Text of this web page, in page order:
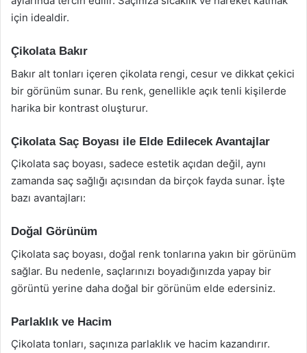
için idealdir.
Çikolata Bakır
Bakır alt tonları içeren çikolata rengi, cesur ve dikkat çekici
bir görünüm sunar. Bu renk, genellikle açık tenli kişilerde
harika bir kontrast oluşturur.
Çikolata Saç Boyası ile Elde Edilecek Avantajlar
Çikolata saç boyası, sadece estetik açıdan değil, aynı
zamanda saç sağlığı açısından da birçok fayda sunar. İşte
bazı avantajları:
Doğal Görünüm
Çikolata saç boyası, doğal renk tonlarına yakın bir görünüm
sağlar. Bu nedenle, saçlarınızı boyadığınızda yapay bir
görüntü yerine daha doğal bir görünüm elde edersiniz.
Parlaklık ve Hacim
Çikolata tonları, saçınıza parlaklık ve hacim kazandırır.